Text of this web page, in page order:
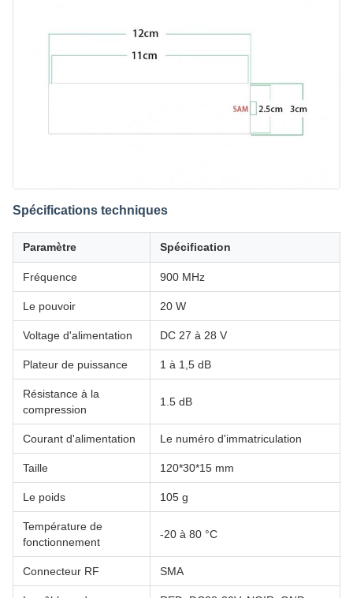
Spécifications techniques
Paramètre Spécification
Fréquence 900 MHz
Le pouvoir 20 W
Voltage d'alimentation DC 27 à 28 V
Plateur de puissance 1 à 1,5 dB
Résistance à la
compression
1.5 dB
Courant d'alimentation Le numéro d'immatriculation
Taille 120*30*15 mm
Le poids 105 g
Température de
fonctionnement
-20 à 80 °C
Connecteur RF SMA